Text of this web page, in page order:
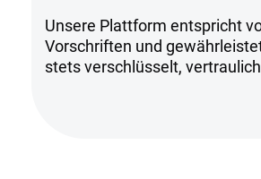
Unsere Plattform entspricht
Vorschriften und
stets verschlüsselt,